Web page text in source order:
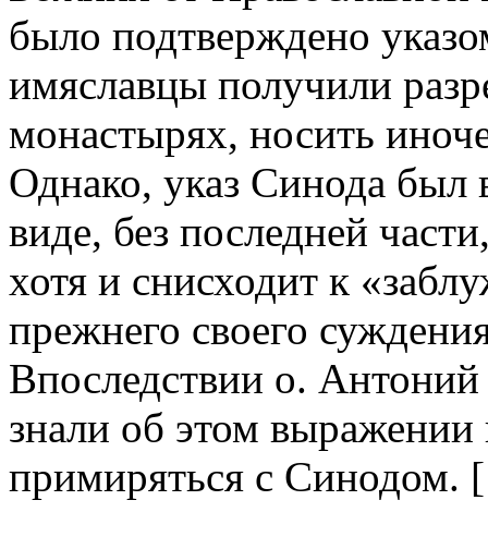
было подтверждено
имяславцы получили
монастырях, носить
Однако, указ Синода был
виде, без последней
хотя и снисходит к
прежнего своего
Впоследствии о.
знали об этом выражении
примиряться с Синодом.